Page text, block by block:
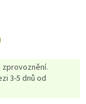
3-5 dnů od